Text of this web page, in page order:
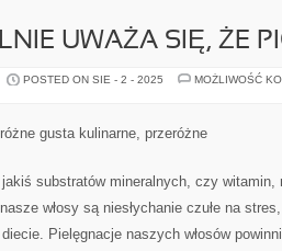
UWAŻA SIĘ, ŻE
POSTED ON SIE - 2 - 2025
MOŻLIWOŚĆ
gusta kulinarne, przeróżne
substratów mineralnych, czy
włosy są niesłychanie czułe na
Pielęgnacje naszych włosów